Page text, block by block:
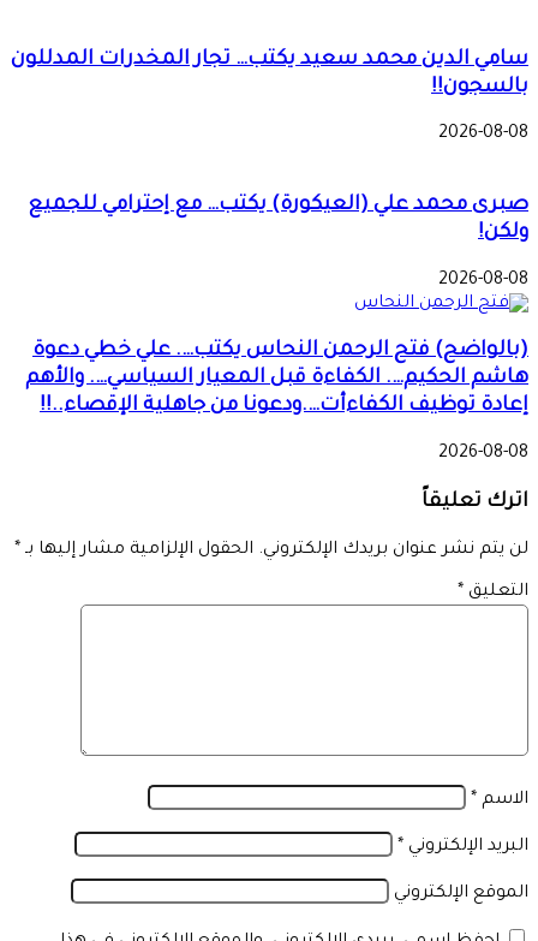
سامي الدين محمد سعيد يكتب… تجار المخدرات المدللون
بالسجون!!
2026-08-08
صبرى محمد علي (العيكورة) يكتب… مع إحترامي للجميع
ولكن!
2026-08-08
(بالواضح) فتح الرحمن النحاس يكتب…. علي خطي دعوة
هاشم الحكيم…. الكفاءة قبل المعيار السياسي…. والأهم
إعادة توظيف الكفاءأت….ودعونا من جاهلية الإقصاء..!!
2026-08-08
اترك تعليقاً
لن يتم نشر عنوان بريدك الإلكتروني. الحقول الإلزامية مشار إليها بـ *
التعليق *
الاسم *
البريد الإلكتروني *
الموقع الإلكتروني